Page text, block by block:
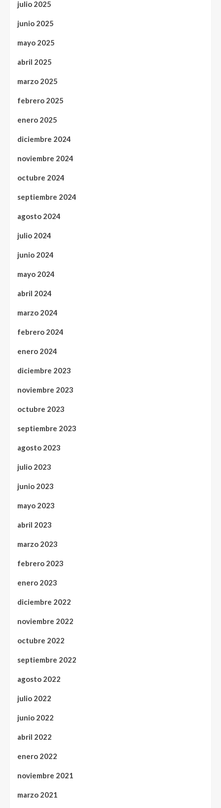
julio 2025
junio 2025
mayo 2025
abril 2025
marzo 2025
febrero 2025
enero 2025
diciembre 2024
noviembre 2024
octubre 2024
septiembre 2024
agosto 2024
julio 2024
junio 2024
mayo 2024
abril 2024
marzo 2024
febrero 2024
enero 2024
diciembre 2023
noviembre 2023
octubre 2023
septiembre 2023
agosto 2023
julio 2023
junio 2023
mayo 2023
abril 2023
marzo 2023
febrero 2023
enero 2023
diciembre 2022
noviembre 2022
octubre 2022
septiembre 2022
agosto 2022
julio 2022
junio 2022
abril 2022
enero 2022
noviembre 2021
marzo 2021